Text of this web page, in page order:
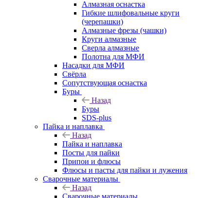
Алмазная оснастка
Гибкие шлифовальные круги
(черепашки)
Алмазные фрезы (чашки)
Круги алмазные
Сверла алмазные
Полотна для МФИ
Насадки для МФИ
Свёрла
Сопутствующая оснастка
Буры
Назад
Буры
SDS-plus
Пайка и наплавка
Назад
Пайка и наплавка
Посты для пайки
Припои и флюсы
Флюсы и пасты для пайки и лужения
Сварочные материалы
Назад
Сварочные материалы